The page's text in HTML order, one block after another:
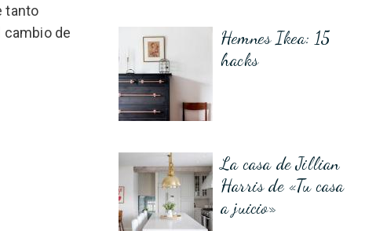
tanto
de
Hemnes Ikea: 15
hacks
La casa de Jillian
Harris de «Tu casa
a juicio»